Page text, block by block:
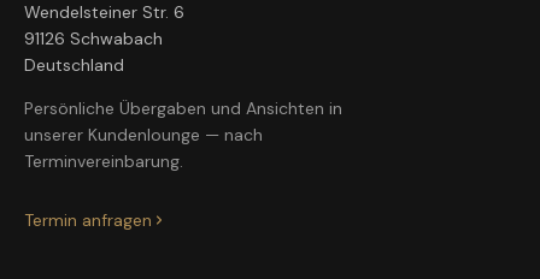
Wendelsteiner Str. 6
91126 Schwabach
Deutschland
Persönliche Übergaben und Ansichten in
unserer Kundenlounge — nach
Terminvereinbarung.
Termin anfragen